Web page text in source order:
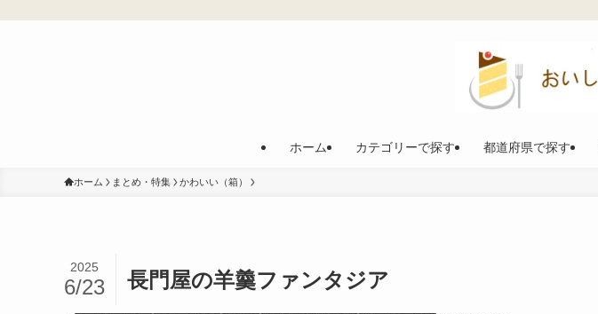
ホーム カテゴリーで探す 都道府県で探す
ホーム まとめ・特集 かわいい（箱）
長門屋の羊羹ファンタジア
2025
6/23